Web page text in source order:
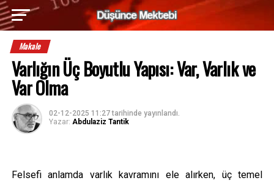
Makale
Varlığın Üç Boyutlu Yapısı: Var, Varlık ve
Var Olma
02-12-2025 11:27tarihinde yayınlandı.
Yazar: Abdulaziz Tantik
Felsefi anlamda varlık kavramını ele alırken, üç temel